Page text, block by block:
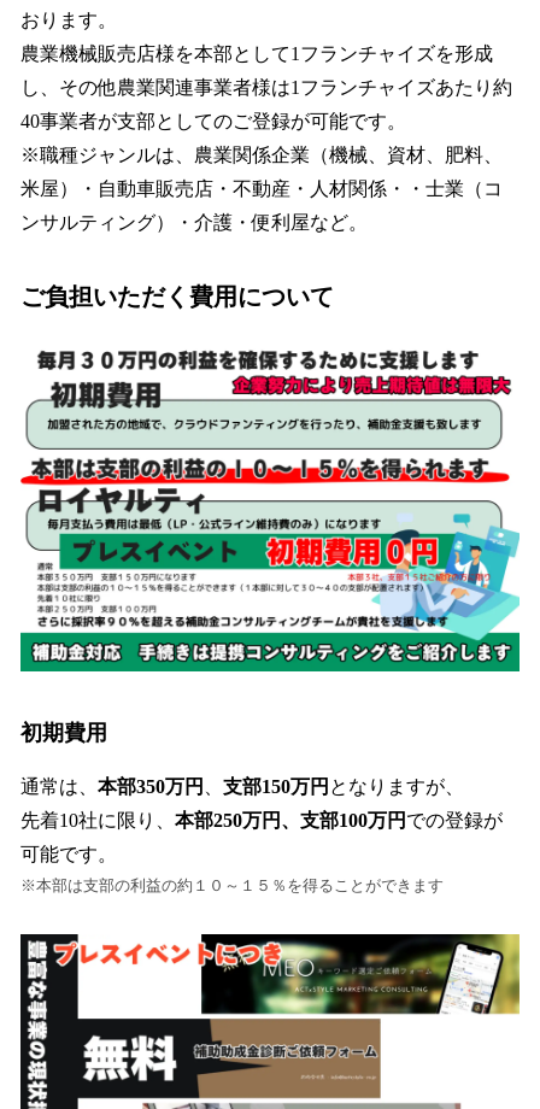
おります。
農業機械販売店様を本部として1フランチャイズを形成
し、その他農業関連事業者様は1フランチャイズあたり約
40事業者が支部としてのご登録が可能です。
※職種ジャンルは、農業関係企業（機械、資材、肥料、
米屋）・自動車販売店・不動産・人材関係・・士業（コ
ンサルティング）・介護・便利屋など。
ご負担いただく費用について
初期費用
通常は、 本部350万円 支部150万円 となりますが、
先着10社に限り、 本部250万円、支部100万円 での登録が
可能です。
※本部は支部の利益の約１０～１５％を得ることができます